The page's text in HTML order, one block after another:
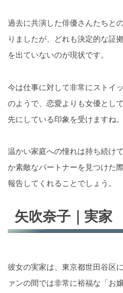
過去に共演した俳優さんたちと
りましたが、どれも決定的な証
を出ていないのが現状です。
今は仕事に対して非常にストイ
のようで、恋愛よりも女優とし
先にしている印象を受けますね。
温かい家庭への憧れは持ち続け
か素敵なパートナーを見つけた
報告してくれることでしょう。
矢吹奈子｜実家
彼女の実家は、東京都世田谷区
ァンの間では非常に裕福な「お